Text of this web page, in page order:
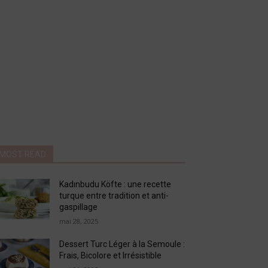
Kadınbudu Köfte : une recette
turque entre tradition et anti-
gaspillage
mai 28, 2025
Dessert Turc Léger à la Semoule :
Frais, Bicolore et Irrésistible